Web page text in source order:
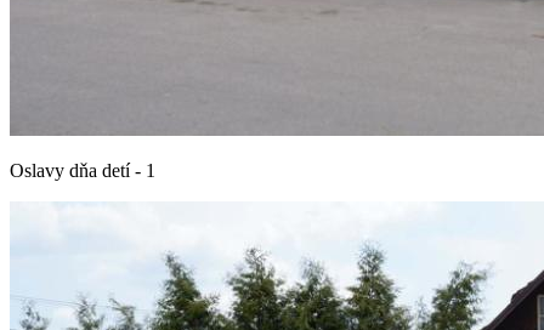
Oslavy dňa detí - 1